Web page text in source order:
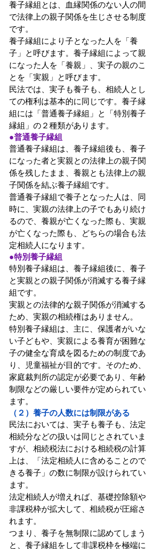
養子縁組とは、血縁関係のない人の間
で法律上の親子関係を生じさせる制度
です。
養子縁組により子となった人を「養
子」と呼びます。養子縁組によって親
になった人を「養親」、実子の親のこ
とを「実親」と呼びます。
民法では、実子も養子も、相続人とし
ての権利は基本的に同じです。養子縁
組には「普通養子縁組」と「特別養子
縁組」の２種類があります。
●普通養子縁組
普通養子縁組は、養子縁組後も、養子
になった者と実親との法律上の親子関
係を残したまま、養親とも法律上の親
子関係を結ぶ養子縁組です。
普通養子縁組で養子となった人は、同
時に、実親の法律上の子でもあり続け
るので、養親が亡くなった際も、実親
が亡くなった際も、どちらの場合も法
定相続人になります。
●特別養子縁組
特別養子縁組は、養子縁組後に、養子
と実親との親子関係が消滅する養子縁
組です。
実親との法律的な親子関係が消滅する
ため、実親の相続権はありません。
特別養子縁組は、主に、保護者がいな
い子どもや、実親による養育が困難な
子の健全な育成を図るための制度であ
り、児童福祉が目的です。そのため、
家庭裁判所の認定が必要であり、年齢
制限などの厳しい要件が定められてい
ます。
（２）養子の人数には制限がある
民法においては、実子も養子も、法定
相続分などの扱いは同じとされていま
すが、相続税法における相続税の計算
上は、「法定相続人に含めることので
きる養子」の数に制限が設けられてい
ます。
法定相続人が増えれば、基礎控除額や
非課税枠が拡大して、相続税が圧縮さ
れます。
つまり、養子を無制限に認めてしまう
と、養子縁組をして非課税枠を極端に